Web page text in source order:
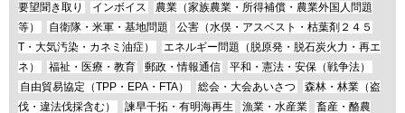
要望聞き取り
インボイス
農業（家族農業・所得補償・農業外国人問題
等）
自衛隊・米軍・基地問題
公害（水俣・アスベスト・枯葉剤２４５
T・大気汚染・カネミ油症）
エネルギー問題（脱原発・脱石炭火力・再エ
ネ）
福祉・医療・教育 郵政・情報通信
平和・憲法・安保（戦争法）
自由貿易協定（TPP・EPA・FTA）
総会・大会あいさつ
森林・林業（盗
伐・違法伐採含む）
諫早干拓・有明海再生 漁業・水産業
畜産・酪農